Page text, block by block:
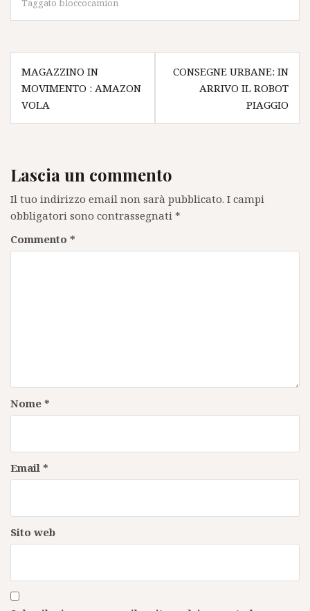
Taggato bloccocamion
Navigazione
articoli
MAGAZZINO IN
MOVIMENTO : AMAZON
VOLA
CONSEGNE URBANE: IN
ARRIVO IL ROBOT
PIAGGIO
Lascia un commento
Il tuo indirizzo email non sarà pubblicato. I campi
obbligatori sono contrassegnati *
Commento *
Nome *
Email *
Sito web